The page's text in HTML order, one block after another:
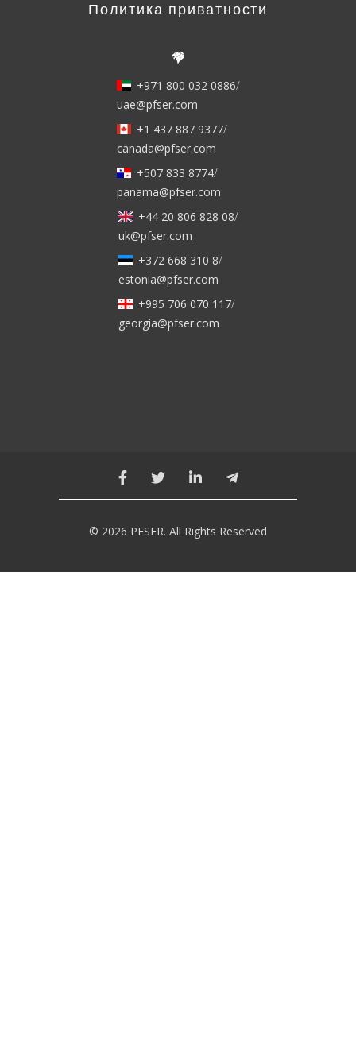
Политика приватности
+971 800 032 0886/
uae@pfser.com
+1 437 887 9377/
canada@pfser.com
+507 833 8774/
panama@pfser.com
+44 20 806 828 08/
uk@pfser.com
+372 668 310 8/
estonia@pfser.com
+995 706 070 117/
georgia@pfser.com
© 2026 PFSER. All Rights Reserved